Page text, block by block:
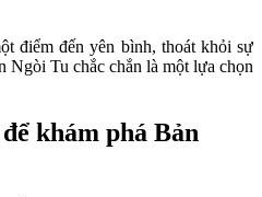
điểm đến yên bình, thoát khỏi sự
Ngòi Tu chắc chắn là một lựa chọn
khám phá Bản